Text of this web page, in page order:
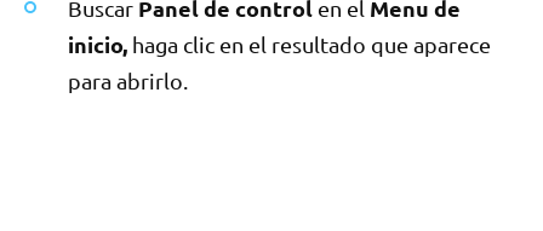
Buscar Panel de control en el Menu de
inicio, haga clic en el resultado que aparece
para abrirlo.